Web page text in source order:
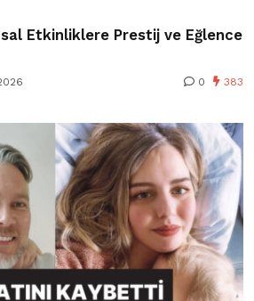
Etkinliklere Prestij ve Eğlence
0 383